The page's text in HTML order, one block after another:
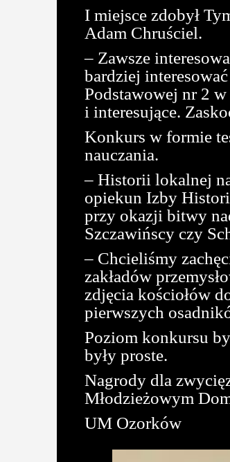
I miejsce zdobył
Adam Chruściel.
– Zawsze
bardziej
Podstawowej nr 2
i interesujące.
Konkurs w formie
nauczania.
– Historii lokalnej
opiekun Izby
przy okazji bitwy
Szczawińscy czy
– Chcieliśmy
zakładów
zdjęcia kościołów
pierwszych
Poziom konkursu
były proste.
Nagrody dla
Młodzieżowym
UM Ozorków